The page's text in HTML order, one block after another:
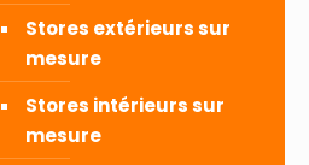
Stores extérieurs sur
mesure
Stores intérieurs sur
mesure